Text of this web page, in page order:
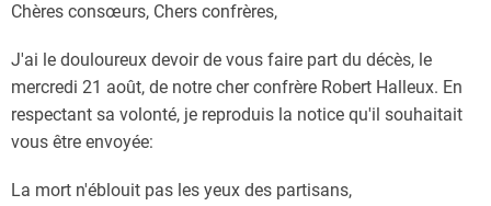
Chères consœurs, Chers confrères,
J'ai le douloureux devoir de vous faire part du décès, le
mercredi 21 août, de notre cher confrère Robert Halleux. En
respectant sa volonté, je reproduis la notice qu'il souhaitait
vous être envoyée:
La mort n'éblouit pas les yeux des partisans,